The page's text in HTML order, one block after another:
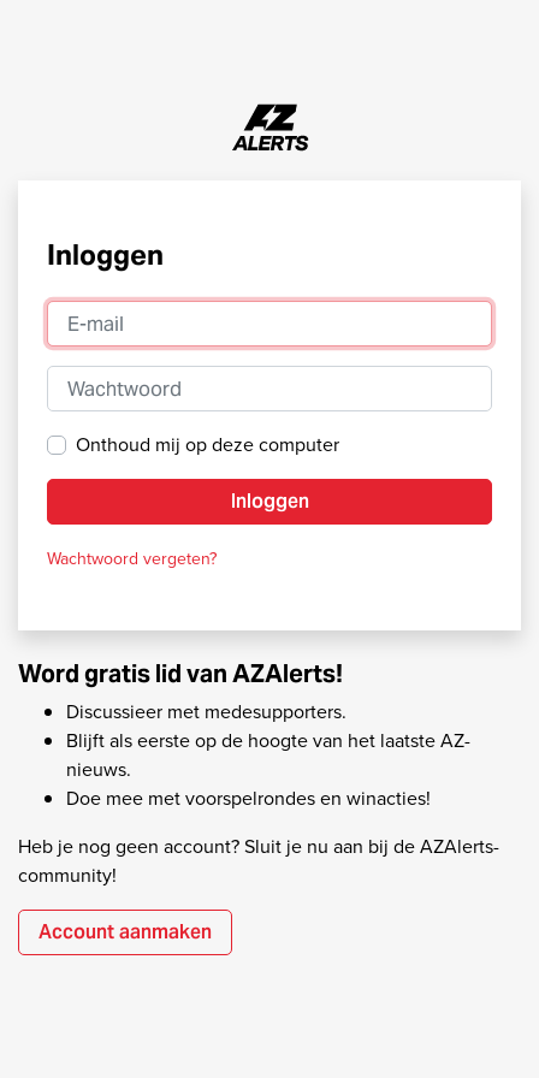
Inloggen
E-mail
Wachtwoord
Onthoud mij op deze computer
Inloggen
Wachtwoord vergeten?
Word gratis lid van AZAlerts!
Discussieer met medesupporters.
Blijft als eerste op de hoogte van het laatste AZ-
nieuws.
Doe mee met voorspelrondes en winacties!
Heb je nog geen account? Sluit je nu aan bij de AZAlerts-
community!
Account aanmaken